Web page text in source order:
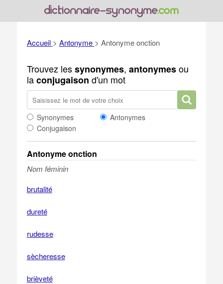
Accueil > Antonyme > Antonyme onction
Trouvez lessynonymes, antonymesou
laconjugaison d'un mot
Synonymes
Antonymes
Conjugaison
Antonyme onction
Nom féminin
brutalité
dureté
rudesse
sècheresse
brièveté